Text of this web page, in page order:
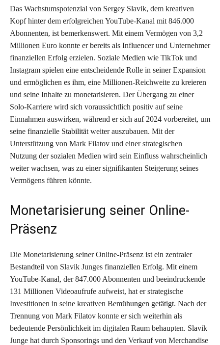
Das Wachstumspotenzial von Sergey Slavik, dem kreativen
Kopf hinter dem erfolgreichen YouTube-Kanal mit 846.000
Abonnenten, ist bemerkenswert. Mit einem Vermögen von 3,2
Millionen Euro konnte er bereits als Influencer und Unternehmer
finanziellen Erfolg erzielen. Soziale Medien wie TikTok und
Instagram spielen eine entscheidende Rolle in seiner Expansion
und ermöglichen es ihm, eine Millionen-Reichweite zu kreieren
und seine Inhalte zu monetarisieren. Der Übergang zu einer
Solo-Karriere wird sich voraussichtlich positiv auf seine
Einnahmen auswirken, während er sich auf 2024 vorbereitet, um
seine finanzielle Stabilität weiter auszubauen. Mit der
Unterstützung von Mark Filatov und einer strategischen
Nutzung der sozialen Medien wird sein Einfluss wahrscheinlich
weiter wachsen, was zu einer signifikanten Steigerung seines
Vermögens führen könnte.
Monetarisierung seiner Online-
Präsenz
Die Monetarisierung seiner Online-Präsenz ist ein zentraler
Bestandteil von Slavik Junges finanziellen Erfolg. Mit einem
YouTube-Kanal, der 847.000 Abonnenten und beeindruckende
131 Millionen Videoaufrufe aufweist, hat er strategische
Investitionen in seine kreativen Bemühungen getätigt. Nach der
Trennung von Mark Filatov konnte er sich weiterhin als
bedeutende Persönlichkeit im digitalen Raum behaupten. Slavik
Junge hat durch Sponsorings und den Verkauf von Merchandise